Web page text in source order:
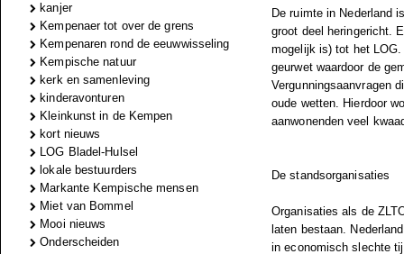
kanjer
Kempenaer tot over de grens
Kempenaren rond de eeuwwisseling
Kempische natuur
kerk en samenleving
kinderavonturen
Kleinkunst in de Kempen
kort nieuws
LOG Bladel-Hulsel
lokale bestuurders
Markante Kempische mensen
Miet van Bommel
Mooi nieuws
Onderscheiden
De ruimte in Nederland
groot deel heringericht.
mogelijk is) tot het
geurwet waardoor de
Vergunningsaanvragen
oude wetten. Hierdoor
aanwonenden veel
De standsorganisaties
Organisaties als de
laten bestaan.
in economisch slechte